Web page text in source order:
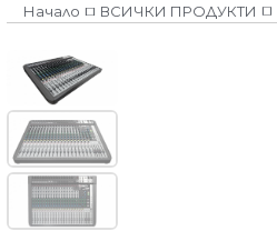
Начало ВСИЧКИ ПРОДУКТИ